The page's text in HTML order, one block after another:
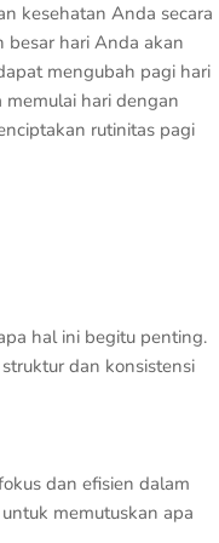
kesehatan Anda secara
besar hari Anda akan
mengubah pagi hari
hari dengan
rutinitas pagi
hal ini begitu penting.
dan konsistensi
dan efisien dalam
memutuskan apa